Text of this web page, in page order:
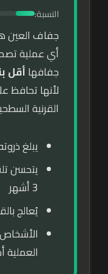
النسبة:
جفاف العين
جفافهاأقل
القرنية
يبلغ
يتحسن
3 أشهر
يُعالج
العملية